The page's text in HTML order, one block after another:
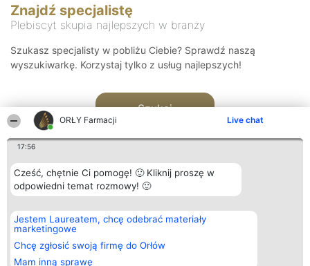
ORŁY Farmacji Live chat
17:56
Cześć, chętnie Ci pomogę! 🙂 Kliknij proszę w
odpowiedni temat rozmowy! 🙂
Jestem Laureatem, chcę odebrać materiały
marketingowe
Chcę zgłosić swoją firmę do Orłów
Mam inną sprawę
Znajdź specjalistę
Plebiscyt skupia najlepszych w branży
Szukasz specjalisty w pobliżu Ciebie? Sprawdź naszą
wyszukiwarkę. Korzystaj tylko z usług najlepszych!
Szukaj
Organizator plebiscytu
Bright Side Solutions sp. z o.
o. sp. k.
ul. Ruska 22
Wrocław 50-079
KRS 0000749100 | Regon
Plebiscyt
Laureaci
wszystkich
Laureatów
Kontakt
Kontakt